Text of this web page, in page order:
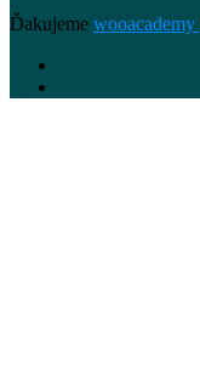
Ďakujeme wooacademy